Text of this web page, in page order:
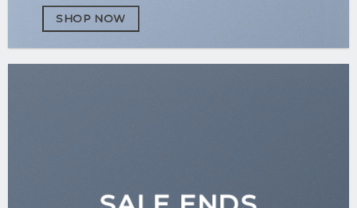
SHOP NOW